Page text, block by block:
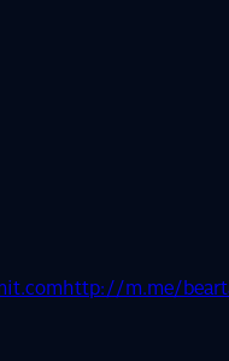
http://m.me/